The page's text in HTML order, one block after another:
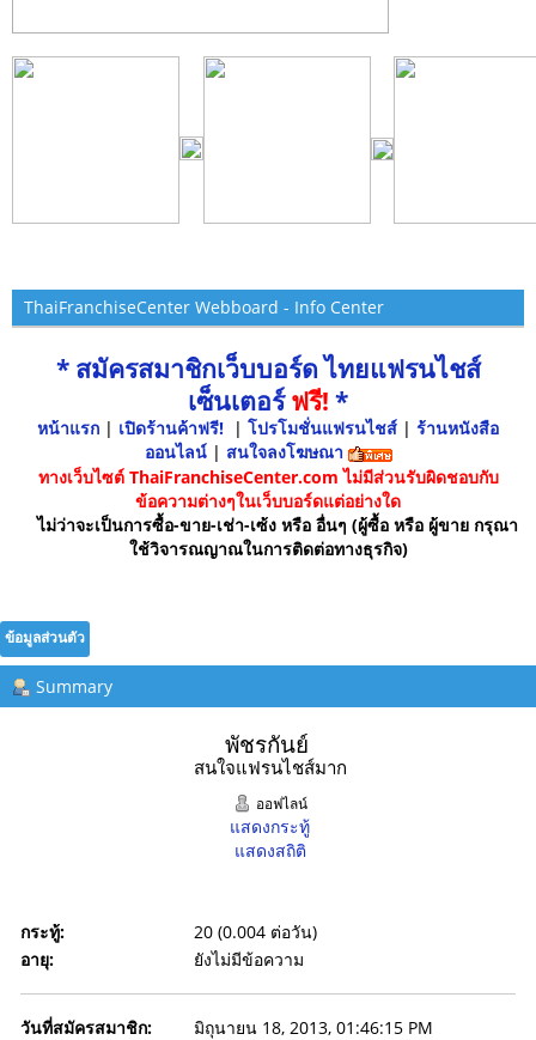
ThaiFranchiseCenter Webboard - Info Center
* สมัครสมาชิกเว็บบอร์ด ไทยแฟรนไชส์
เซ็นเตอร์ฟรี! *
หน้าแรก | เปิดร้านค้าฟรี! | โปรโมชั่นแฟรนไชส์ | ร้านหนังสือ
ออนไลน์ | สนใจลงโฆษณา
ทางเว็บไซต์ ThaiFranchiseCenter.com ไม่มีส่วนรับผิดชอบกับ
ข้อความต่างๆในเว็บบอร์ดแต่อย่างใด
ไม่ว่าจะเป็นการซื้อ-ขาย-เช่า-เซ้ง หรือ อื่นๆ (ผู้ซื้อ หรือ ผู้ขาย กรุณา
ใช้วิจารณญาณในการติดต่อทางธุรกิจ)
ข้อมูลส่วนตัว
Summary
พัชรกันย์
สนใจแฟรนไชส์มาก
ออฟไลน์
แสดงกระทู้
แสดงสถิติ
กระทู้:
20 (0.004 ต่อวัน)
อายุ:
ยังไม่มีข้อความ
วันที่สมัครสมาชิก:
มิถุนายน 18, 2013, 01:46:15 PM